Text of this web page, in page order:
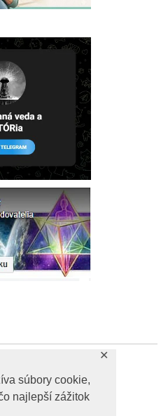
súbory cookie,
najlepší zážitok
✕